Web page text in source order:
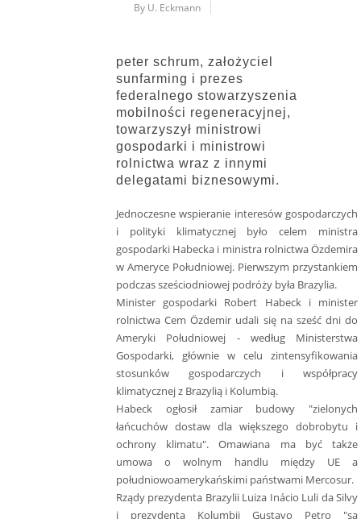
By U. Eckmann
peter schrum, założyciel
sunfarming i prezes
federalnego stowarzyszenia
mobilności regeneracyjnej,
towarzyszył ministrowi
gospodarki i ministrowi
rolnictwa wraz z innymi
delegatami biznesowymi.
Jednoczesne wspieranie interesów gospodarczych
i polityki klimatycznej było celem ministra
gospodarki Habecka i ministra rolnictwa Özdemira
w Ameryce Południowej. Pierwszym przystankiem
podczas sześciodniowej podróży była Brazylia.
Minister gospodarki Robert Habeck i minister
rolnictwa Cem Özdemir udali się na sześć dni do
Ameryki Południowej - według Ministerstwa
Gospodarki, głównie w celu zintensyfikowania
stosunków gospodarczych i współpracy
klimatycznej z Brazylią i Kolumbią.
Habeck ogłosił zamiar budowy "zielonych
łańcuchów dostaw dla większego dobrobytu i
ochrony klimatu". Omawiana ma być także
umowa o wolnym handlu między UE a
południowoamerykańskimi państwami Mercosur.
Rządy prezydenta Brazylii Luiza Inácio Luli da Silvy
i prezydenta Kolumbii Gustavo Petro "są